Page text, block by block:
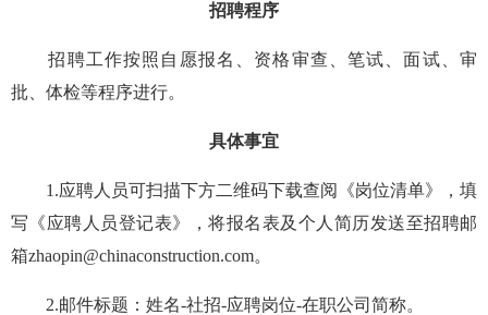
招聘程序
招聘工作按照自愿报名、资格审查、笔试、面试、审
批、体检等程序进行。
具体事宜
1.应聘人员可扫描下方二维码下载查阅《岗位清单》，填
写《应聘人员登记表》，将报名表及个人简历发送至招聘邮
箱zhaopin@chinaconstruction.com。
2.邮件标题：姓名-社招-应聘岗位-在职公司简称。